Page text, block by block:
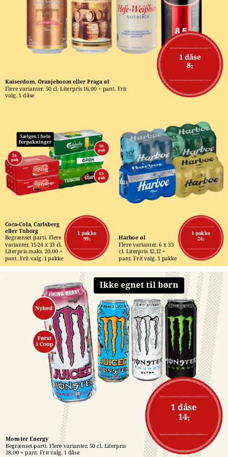
1 dåse
8,-
Kaiserdom, Oranjeboom eller Praga øl
Flere varianter. 50 cl. Literpris 16,00 + pant. Frit
valg. 1 dåse
1 pakke
99,-
Coca-Cola, Carlsberg
eller Tuborg
Begrænset parti. Flere
varianter. 15-24 x 33 cl.
Literpris maks. 20,00 +
pant. Frit valg. 1 pakke
1 pakke
24,-
Harboe øl
Flere varianter. 6 x 33
cl. Literpris 12,12 +
pant. Frit valg. 1 pakke
1 dåse
14,-
Monster Energy
Begrænset parti. Flere varianter. 50 cl. Literpris
28,00 + pant. Frit valg. 1 dåse